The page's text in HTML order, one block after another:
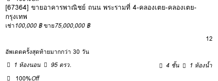
[67364] ขายอาคารพาณิชย์ ถนน พระรามที่ 4-คลองเตย-คลองเตย-
กรุงเทพ
เช่า100,000 ฿ ขาย75,000,000 ฿
12
อัพเดตครั้งสุดท้ายมากกว่า 30 วัน
1 ห้องนอน
95 ตรว. 4 ชั้น
1 ห้องน้ำ
100%Off